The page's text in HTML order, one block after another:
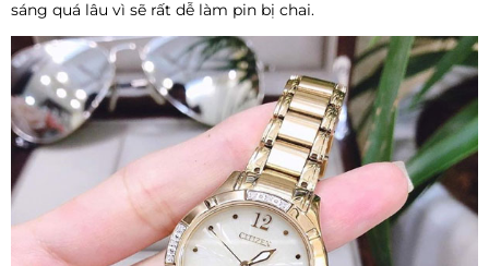
sáng quá lâu vì sẽ rất dễ làm pin bị chai.